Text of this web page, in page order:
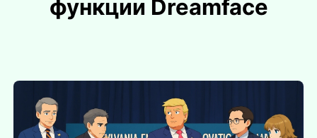
функции Dreamface